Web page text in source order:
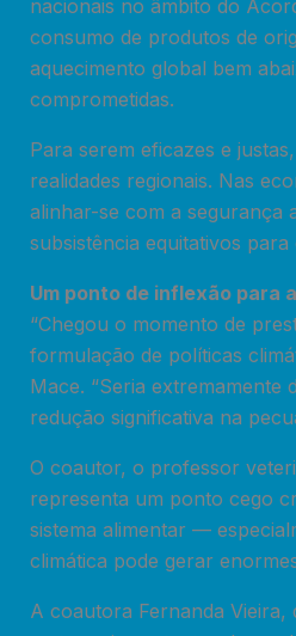
nacionais no âmbito do
consumo de produtos de
aquecimento global bem
comprometidas.
Para serem eficazes e
realidades regionais. Nas
alinhar-se com a segurança
subsistência equitativos
Um ponto de inflexão para
“Chegou o momento de
formulação de políticas
Mace. “Seria extremamente
redução significativa na
O coautor, o professor
representa um ponto cego
sistema alimentar —
climática pode gerar
A coautora Fernanda Vieira,